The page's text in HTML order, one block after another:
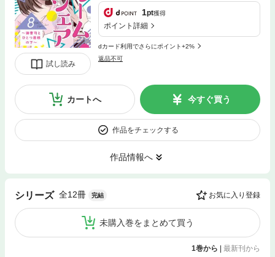
試し読み
1pt獲得
ポイント詳細
dカード利用でさらにポイント+2%
返品不可
カートへ 今すぐ買う
作品をチェックする
作品情報へ
シリーズ 全12冊 完結 お気に入り登録
未購入巻をまとめて買う
1巻から | 最新刊から